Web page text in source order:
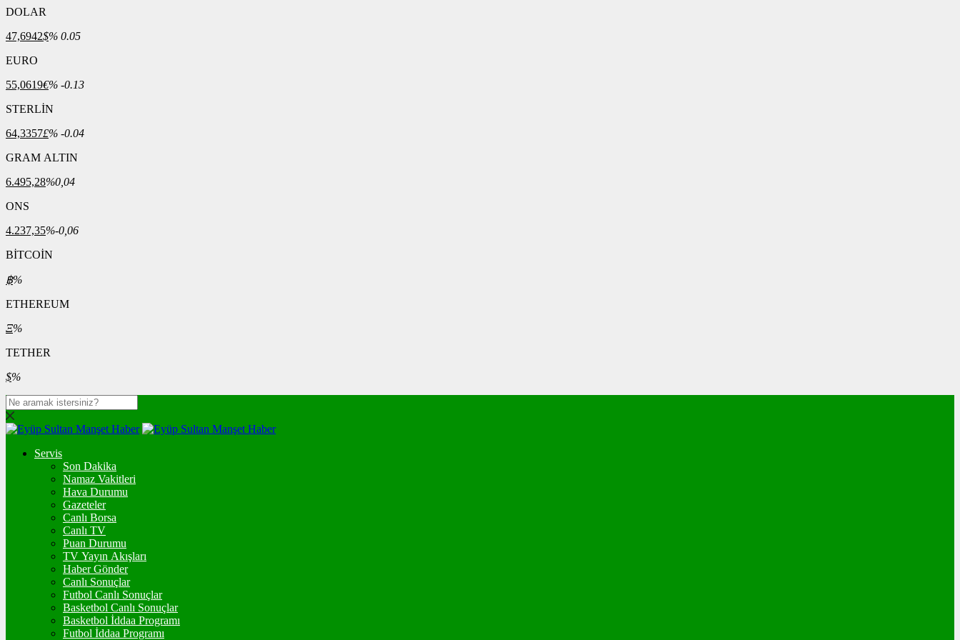
DOLAR
47,6942$% 0.05
EURO
55,0619€% -0.13
STERLİN
64,3357£% -0.04
GRAM ALTIN
6.495,28%0,04
ONS
4.237,35%-0,06
BİTCOİN
฿%
ETHEREUM
Ξ%
TETHER
$%
Servis
Son Dakika
Namaz Vakitleri
Hava Durumu
Gazeteler
Canlı Borsa
Canlı TV
Puan Durumu
TV Yayın Akışları
Haber Gönder
Canlı Sonuçlar
Futbol Canlı Sonuçlar
Basketbol Canlı Sonuçlar
Basketbol İddaa Programı
Futbol İddaa Programı